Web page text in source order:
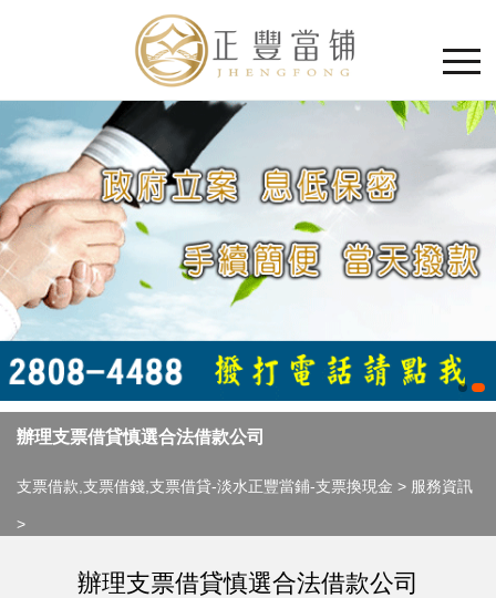
辦理支票借貸慎選合法借款公司
支票借款,支票借錢,支票借貸-淡水正豐當鋪-支票換現金 > 服務資訊
>
辦理支票借貸慎選合法借款公司